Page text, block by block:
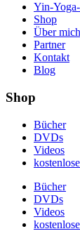
Yin-
Shop
Über mich
Partner
Kontakt
Blog
Shop
Bücher
DVDs
Videos
Bücher
DVDs
Videos